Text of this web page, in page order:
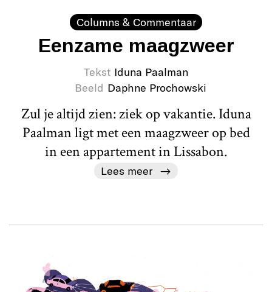
Columns & Commentaar
Eenzame maagzweer
Tekst Iduna Paalman
Beeld Daphne Prochowski
Zul je altijd zien: ziek op vakantie. Iduna
Paalman ligt met een maagzweer op bed
in een appartement in Lissabon.
Lees meer